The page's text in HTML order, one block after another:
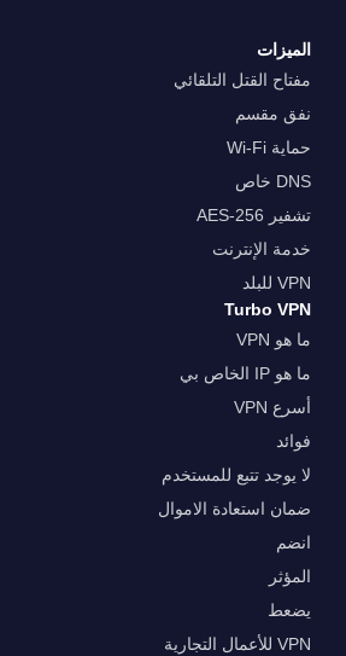
الميزات
مفتاح القتل التلقائي
نفق مقسم
حماية Wi-Fi
DNS خاص
تشفير AES-256
خدمة الإنترنت
VPN للبلد
Turbo VPN
ما هو VPN
ما هو IP الخاص بي
أسرع VPN
فوائد
لا يوجد تتبع للمستخدم
ضمان استعادة الاموال
انضم
المؤثر
يضعط
VPN للأعمال التجارية